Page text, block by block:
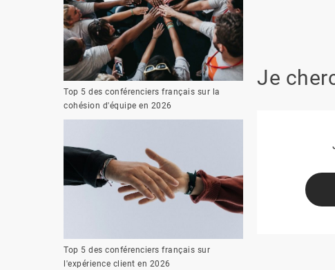
Top 5 des conférenciers français sur la
cohésion d'équipe en 2026
Top 5 des conférenciers français sur
l'expérience client en 2026
Je